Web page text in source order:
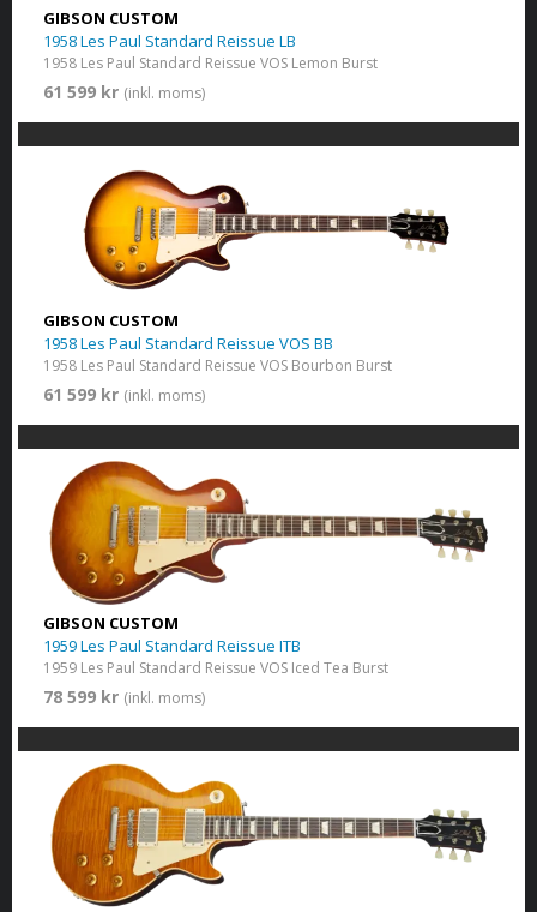
GIBSON CUSTOM
1958 Les Paul Standard Reissue LB
1958 Les Paul Standard Reissue VOS Lemon Burst
61 599 kr (inkl. moms)
GIBSON CUSTOM
1958 Les Paul Standard Reissue VOS BB
1958 Les Paul Standard Reissue VOS Bourbon Burst
61 599 kr (inkl. moms)
GIBSON CUSTOM
1959 Les Paul Standard Reissue ITB
1959 Les Paul Standard Reissue VOS Iced Tea Burst
78 599 kr (inkl. moms)